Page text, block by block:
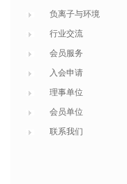
负离子与环境
行业交流
会员服务
入会申请
理事单位
会员单位
联系我们